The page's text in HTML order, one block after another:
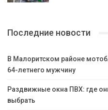
Последние новости
В Малоритском районе
64-летнего мужчину
Раздвижные окна ПВХ: где
выбрать